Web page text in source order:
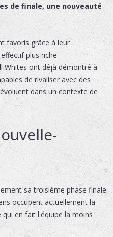
de finale, une nouveauté
favoris grâce à leur
plus riche
Whites ont déjà démontré à
de rivaliser avec des
dans un contexte de
sa troisième phase finale
occupent actuellement la
qui en fait l'équipe la moins